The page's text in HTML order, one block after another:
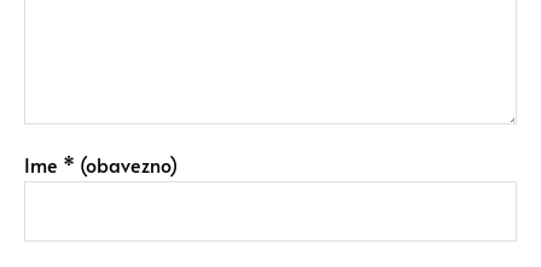
Ime * (obavezno)